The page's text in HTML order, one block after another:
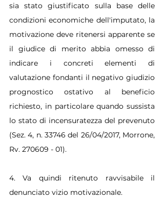
sia stato giustificato sulla base delle
condizioni economiche dell'imputato, la
motivazione deve ritenersi apparente se
il giudice di merito abbia omesso di
indicare i concreti elementi di
valutazione fondanti il negativo giudizio
prognostico ostativo al beneficio
richiesto, in particolare quando sussista
lo stato di incensuratezza del prevenuto
(Sez. 4, n. 33746 del 26/04/2017, Morrone,
Rv. 270609 - 01).
4. Va quindi ritenuto ravvisabile il
denunciato vizio motivazionale.